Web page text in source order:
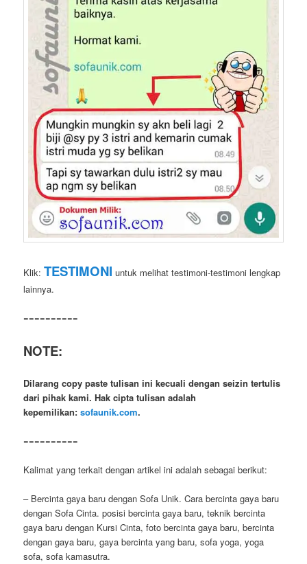
Klik:TESTIMONI untuk melihat testimoni-testimoni lengkap
lainnya.
==========
NOTE:
Dilarang copy paste tulisan ini kecuali dengan seizin tertulis
dari pihak kami. Hak cipta tulisan adalah
kepemilikan:sofaunik.com.
==========
Kalimat yang terkait dengan artikel ini adalah sebagai berikut:
– Bercinta gaya baru dengan Sofa Unik. Cara bercinta gaya baru
dengan Sofa Cinta. posisi bercinta gaya baru, teknik bercinta
gaya baru dengan Kursi Cinta, foto bercinta gaya baru, bercinta
dengan gaya baru, gaya bercinta yang baru, sofa yoga, yoga
sofa, sofa kamasutra.